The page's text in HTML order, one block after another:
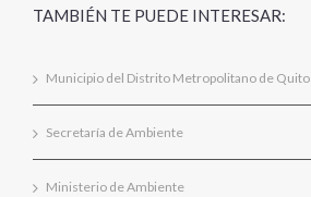
TAMBIÉN TE PUEDE INTERESAR:
Municipio del Distrito Metropolitano de Quito
Secretaría de Ambiente
Ministerio de Ambiente